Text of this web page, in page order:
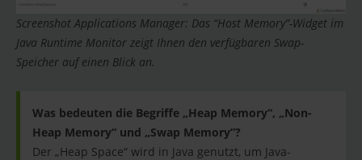
Screenshot Applications Manager: Das “Host Memory”-Widget im
Java Runtime Monitor zeigt Ihnen den verfügbaren Swap-
Speicher auf einen Blick an.
Was bedeuten die Begriffe „Heap Memory“, „Non-
Heap Memory“ und „Swap Memory”?
Der „Heap Space“ wird in Java genutzt, um Java-